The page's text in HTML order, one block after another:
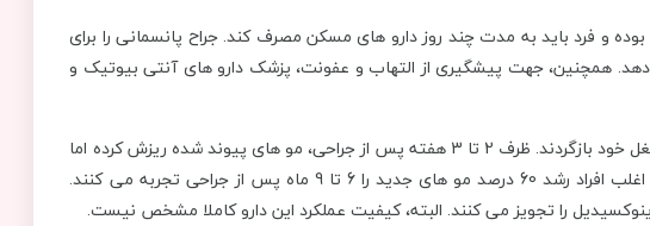
فرد باید به مدت چند روز دارو های مسکن مصرف کند. جراح پانسمانی را برای
همچنین، جهت پیشگیری از التهاب و عفونت، پزشک دارو های آنتی بیوتیک و
اغلب افراد پس از گذشت 2 تا 5 روز می توانند به شغل خود بازگردند. ظرف 2 تا 3 هفته پس از جراحی، مو های پیوند شده ریزش کرده اما
با گذشت چند ماه دوباره شروع به رشد خواهند کرد. اغلب افراد رشد 60 درصد مو های جدید را 6 تا 9 ماه پس از جراحی تجربه می کنند.
را تجویز می کنند. البته، کیفیت عملکرد این دارو کاملا مشخص نیست.